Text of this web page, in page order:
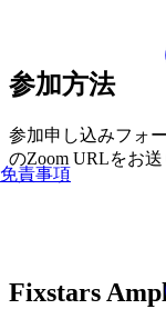
免責事項
参加方法
参加申し込みフォ
のZoom URLをお送
Fixstars